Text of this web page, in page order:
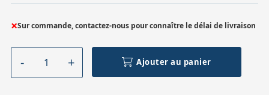
×Sur commande, contactez-nous pour connaître le délai de livraison
Ajouter au panier